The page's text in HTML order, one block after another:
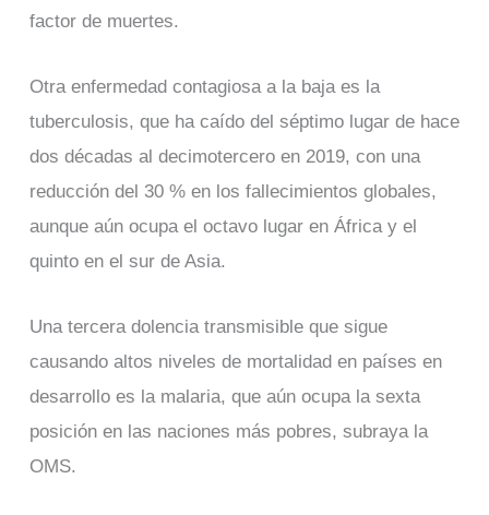
factor de muertes.
Otra enfermedad contagiosa a la baja es la
tuberculosis, que ha caído del séptimo lugar de hace
dos décadas al decimotercero en 2019, con una
reducción del 30 % en los fallecimientos globales,
aunque aún ocupa el octavo lugar en África y el
quinto en el sur de Asia.
Una tercera dolencia transmisible que sigue
causando altos niveles de mortalidad en países en
desarrollo es la malaria, que aún ocupa la sexta
posición en las naciones más pobres, subraya la
OMS.